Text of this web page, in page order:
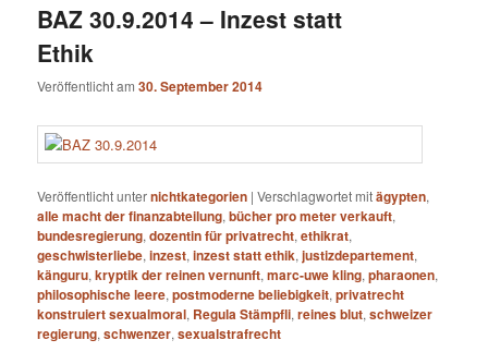
BAZ 30.9.2014 – Inzest statt
Ethik
Veröffentlicht am30. September 2014
Veröffentlicht unternichtkategorien |Verschlagwortet mitägypten,
alle macht der finanzabteilung,bücher pro meter verkauft,
bundesregierung,dozentin für privatrecht,ethikrat,
geschwisterliebe,inzest,inzest statt ethik,justizdepartement,
känguru,kryptik der reinen vernunft,marc-uwe kling,pharaonen,
philosophische leere,postmoderne beliebigkeit,privatrecht
konstruiert sexualmoral, Regula Stämpfli,reines blut,schweizer
regierung,schwenzer,sexualstrafrecht